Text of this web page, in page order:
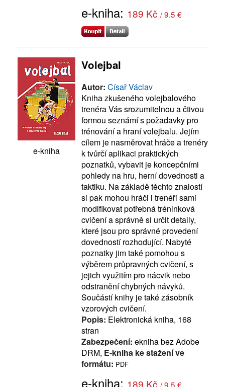
e-kniha: 189 Kč / 9.5 €
e-kniha
Volejbal
Autor: Císař Václav
Kniha zkušeného volejbalového
trenéra Vás srozumitelnou a čtivou
formou seznámí s požadavky pro
trénování a hraní volejbalu. Jejím
cílem je nasměrovat hráče a trenéry
k tvůrčí aplikaci praktických
poznatků, vybavit je koncepčními
pohledy na hru, herní dovednosti a
taktiku. Na základě těchto znalostí
si pak mohou hráči i trenéři sami
modifikovat potřebná tréninková
cvičení a správně si určit detaily,
které jsou pro správné provedení
dovedností rozhodující. Nabyté
poznatky jim také pomohou s
výběrem průpravných cvičení, s
jejich využitím pro nácvik nebo
odstranění chybných návyků.
Součástí knihy je také zásobník
vzorových cvičení.
Popis: Elektronická kniha, 168
stran
Zabezpečení: ekniha bez Adobe
DRM, E-kniha ke stažení ve
formátu: PDF
e-kniha: 189 Kč / 9.5 €